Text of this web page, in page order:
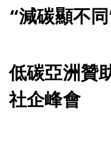
“減碳顯不
低碳亞洲贊
社企峰會